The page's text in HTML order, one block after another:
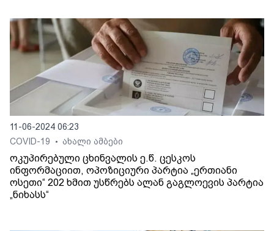
11-06-2024 06:23
COVID-19
• ახალი ამბები
ოკუპირებული ცხინვალის ე.წ. ცესკოს
ინფორმაციით, ოპოზიციური პარტია „ერთიანი
ოსეთი“ 202 ხმით უსწრებს ალან გაგლოევის პარტია
„ნიხასს“